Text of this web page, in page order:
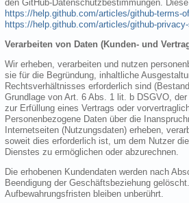
den GitHub-Datenschutzbestimmungen.
https://help.github.com/articles/github-terms-
https://help.github.com/articles/github-
Verarbeiten von Daten (Kunden- und
Wir erheben, verarbeiten und nutzen
sie für die Begründung, inhaltliche
Rechtsverhältnisses erforderlich sind
Grundlage von Art. 6 Abs. 1 lit. b DSGVO,
zur Erfüllung eines Vertrags oder
Personenbezogene Daten über die
Internetseiten (Nutzungsdaten) erheben,
soweit dies erforderlich ist, um dem Nutzer
Dienstes zu ermöglichen oder abzurechnen.
Die erhobenen Kundendaten werden nach
Beendigung der Geschäftsbeziehung
Aufbewahrungsfristen bleiben unberührt.